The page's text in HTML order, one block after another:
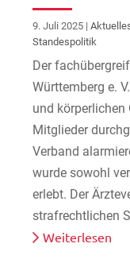
9. Juli 2025 |
Standespolitik
Der
Württemberg e.
und körperlichen
Mitglieder
Verband
wurde sowohl
erlebt. Der
strafrechtlichen
Weiterlesen